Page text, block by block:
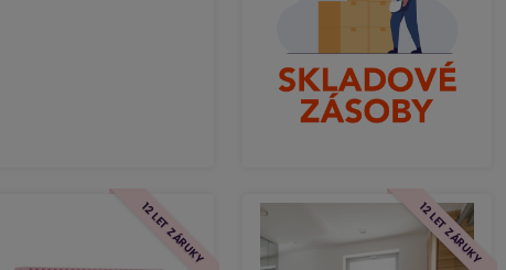
12 LET ZÁRUKY 12 LET ZÁRUKY